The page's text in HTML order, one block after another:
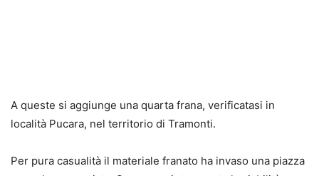
A queste si aggiunge una quarta frana, verificatasi in
località Pucara, nel territorio di Tramonti.
Per pura casualità il materiale franato ha invaso una piazza